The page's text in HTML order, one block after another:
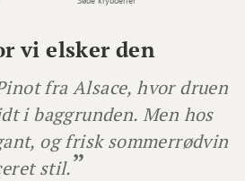
vi elsker den
fra Alsace, hvor druen
i baggrunden. Men hos
og frisk sommerrødvin
stil.